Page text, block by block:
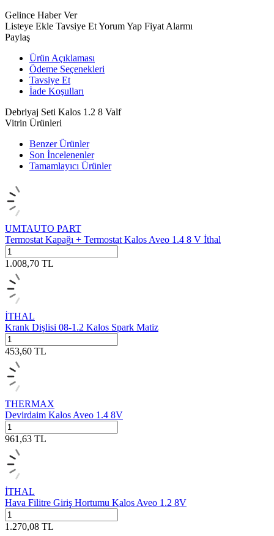
Gelince Haber Ver
Listeye Ekle Tavsiye EtYorum Yap Fiyat Alarmı
Paylaş
Ürün Açıklaması
Ödeme Seçenekleri
Tavsiye Et
İade Koşulları
Debriyaj Seti Kalos 1.2 8 Valf
Vitrin Ürünleri
Benzer Ürünler
Son İncelenenler
Tamamlayıcı Ürünler
UMTAUTO PART
Termostat Kapağı + Termostat Kalos Aveo 1.4 8 V İthal
1.008,70 TL
İTHAL
Krank Dişlisi 08-1.2 Kalos Spark Matiz
453,60 TL
THERMAX
Devirdaim Kalos Aveo 1.4 8V
961,63 TL
İTHAL
Hava Filitre Giriş Hortumu Kalos Aveo 1.2 8V
1.270,08 TL